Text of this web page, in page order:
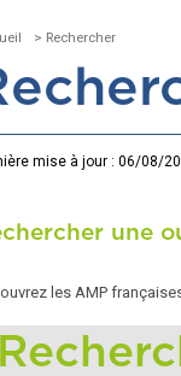
> Rechercher
mise à jour : 06/08/
une
les AMP